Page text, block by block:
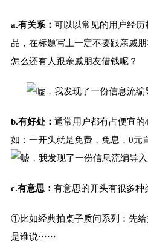
a.有关系： 可以以常见的用户经
品，在标题写上一定不要跟亲戚朋
怎么还有人跟亲戚朋友借钱呢？
b.有好处： 通常用户都有占便宜
如：一开头就是免费，免息，0元
c.有意思： 有意思的开头有很多种
①比如经典拍桌子质问系列：先
是谁说······